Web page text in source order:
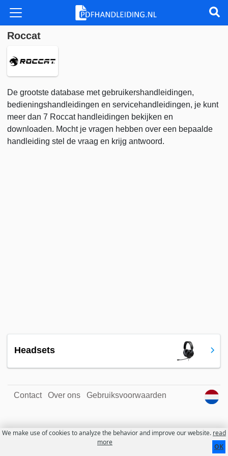
Roccat
De grootste database met gebruikershandleidingen,
bedieningshandleidingen en servicehandleidingen, je kunt
meer dan 7 Roccat handleidingen bekijken en
downloaden. Mocht je vragen hebben over een bepaalde
handleiding stel de vraag en krijg antwoord.
Headsets
Contact Over ons Gebruiksvoorwaarden
We make use of cookies to analyze the behavior and improve our website. read
more
OK